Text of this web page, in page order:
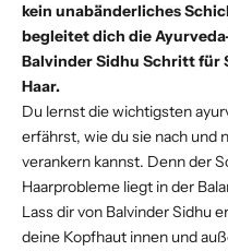
kein unabänderliches
begleitet dich die
Balvinder Sidhu Schritt für
Haar.
Du lernst die wichtigsten
erfährst, wie du sie nach und
verankern kannst. Denn der
Haarprobleme liegt in der
Lass dir von Balvinder Sidhu
deine Kopfhaut innen und